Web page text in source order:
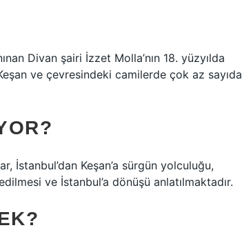
Divan şairi İzzet Molla’nın 18. yüzyılda
ve çevresindeki camilerde çok az sayıda
İstanbul’dan Keşan’a sürgün yolculuğu,
ve İstanbul’a dönüşü anlatılmaktadır.